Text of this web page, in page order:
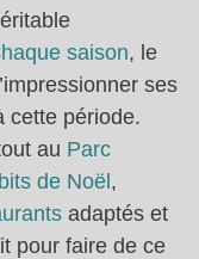
saison, le
ses
cette période.
au Parc
de Noël ,
adaptés et
pour faire de ce